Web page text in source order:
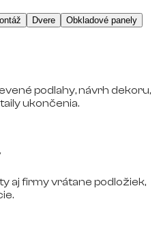
Dvere
Obkladové panely
podlahy, návrh dekoru,
ukončenia.
aj firmy vrátane podložiek,